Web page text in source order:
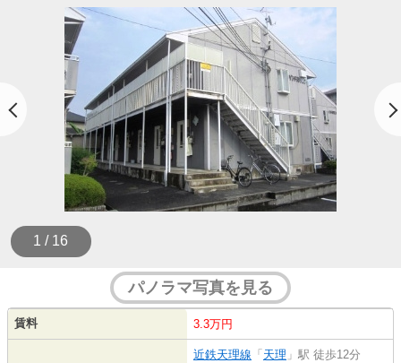
1 / 16
パノラマ写真を見る
賃料 3.3万円
近鉄天理線 「 天理 」駅 徒歩12分